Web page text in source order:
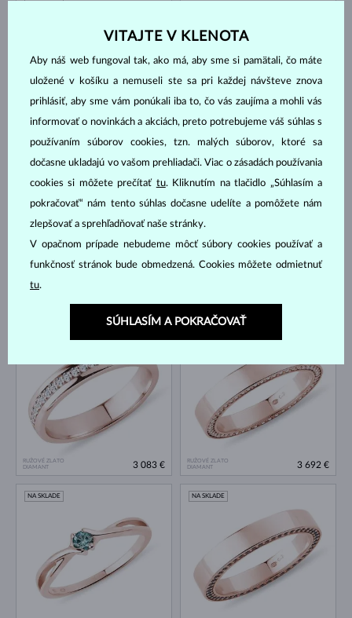
DIAMANT & DIAMANT
822 €
DIAMANT
4 692 €
RUŽOVÉ ZLATO
DIAMANT
3 083 €
RUŽOVÉ ZLATO
DIAMANT
3 692 €
NA SKLADE NA SKLADE
VITAJTE V KLENOTA
Aby náš web fungoval tak, ako má, aby sme si pamätali, čo máte
uložené v košíku a nemuseli ste sa pri každej návšteve znova
prihlásiť, aby sme vám ponúkali iba to, čo vás zaujíma a mohli vás
informovať o novinkách a akciách, preto potrebujeme váš súhlas s
používaním súborov cookies, tzn. malých súborov, ktoré sa
dočasne ukladajú vo vašom prehliadači. Viac o zásadách používania
cookies si môžete prečítať tu. Kliknutím na tlačidlo „Súhlasím a
pokračovať“ nám tento súhlas dočasne udelíte a pomôžete nám
zlepšovať a sprehľadňovať naše stránky.
V opačnom prípade nebudeme môcť súbory cookies používať a
funkčnosť stránok bude obmedzená. Cookies môžete odmietnuť
tu.
SÚHLASÍM A POKRAČOVAŤ